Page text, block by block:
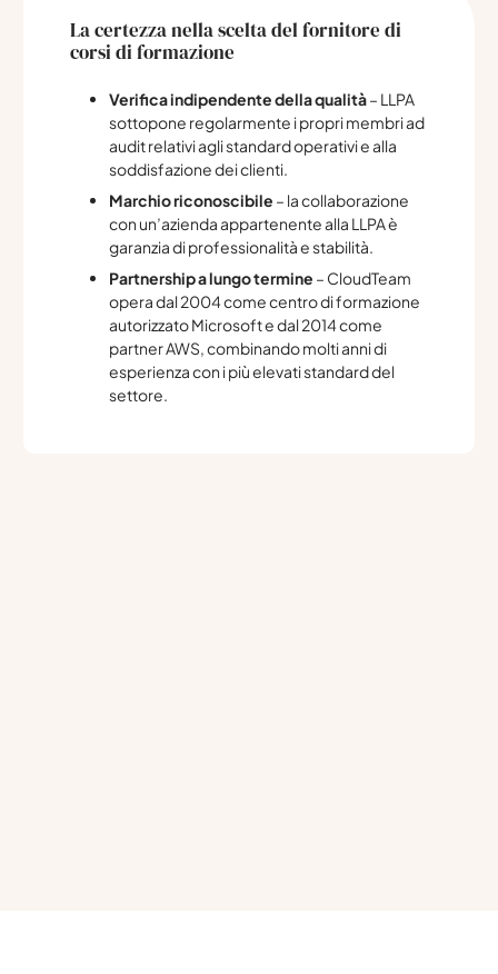
La certezza nella scelta del fornitore di
corsi di formazione
Verifica indipendente della qualità– LLPA
sottopone regolarmente i propri membri ad
audit relativi agli standard operativi e alla
soddisfazione dei clienti.
Marchio riconoscibile – la collaborazione
con un’azienda appartenente alla LLPA è
garanzia di professionalità e stabilità.
Partnership a lungo termine – CloudTeam
opera dal 2004 come centro di formazione
autorizzato Microsoft e dal 2014 come
partner AWS, combinando molti anni di
esperienza con i più elevati standard del
settore.